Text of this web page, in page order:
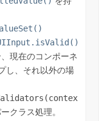
現在のコンポーネ
し、それ以外の場
クラス処理。